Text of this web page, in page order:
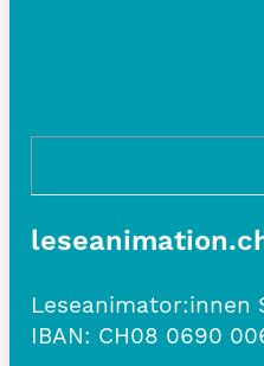
Leseanimator:innen
IBAN: CH08 0690